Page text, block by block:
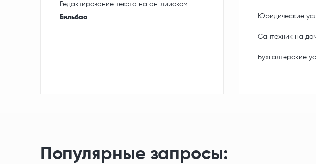
Редактирование текста на английском
Бильбао
Юридические
Сантехник на
Бухгалтерские
Популярные запросы: